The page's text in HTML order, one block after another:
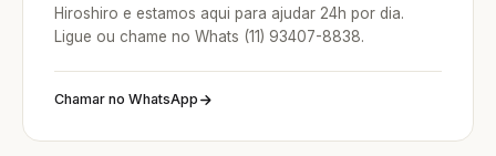
Hiroshiro e estamos aqui para ajudar 24h por dia.
Ligue ou chame no Whats (11) 93407-8838.
Chamar no WhatsApp